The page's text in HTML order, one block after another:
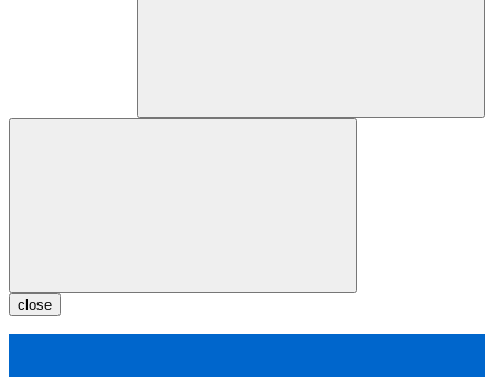
close